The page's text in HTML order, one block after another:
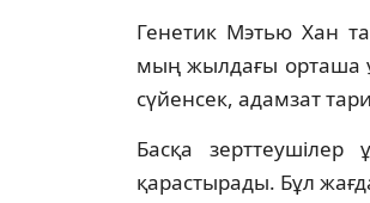
Генетик Мэтью Хан
мың жылдағы орташа
сүйенсек, адамзат
Басқа
қарастырады. Бұл